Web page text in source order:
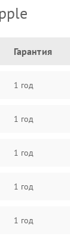
Гарантия
1 год
1 год
1 год
1 год
1 год